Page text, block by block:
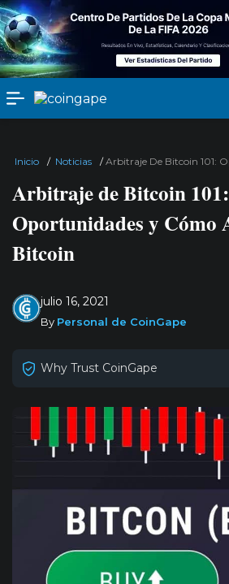
Inicio / Noticias /Arbitraje De Bitcoin 101:
Arbitraje de Bitcoin 101:
Oportunidades y
Bitcoin
julio 16, 2021
By Personal de CoinGape
Why Trust CoinGape